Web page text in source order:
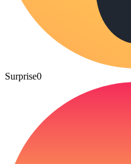
Surprise0